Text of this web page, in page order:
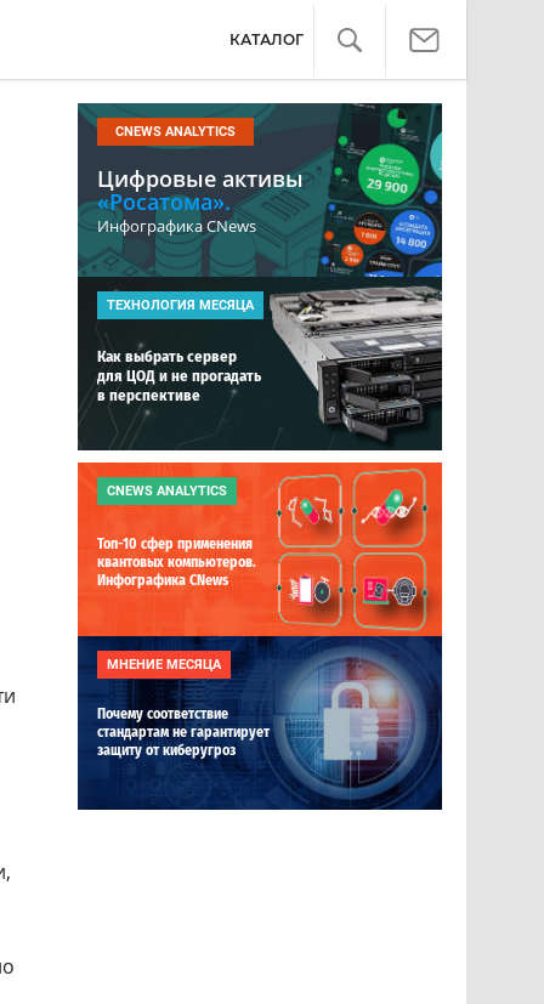
КАТАЛОГ
CNEWS ANALYTICS
Цифровые активы
«Росатома».
Инфографика CNews
ТЕХНОЛОГИЯ МЕСЯЦА
Как выбрать сервер
для ЦОД и не прогадать
в перспективе
CNEWS ANALYTICS
Топ-10 сфер применения
квантовых компьютеров.
Инфографика CNews
МНЕНИЕ МЕСЯЦА
Почему соответствие
стандартам не гарантирует
защиту от киберугроз